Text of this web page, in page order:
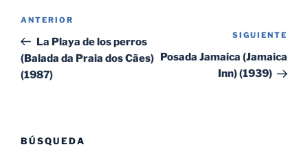
entradas
Entrada
anterior:
ANTERIOR
La Playa de los perros
(Balada da Praia dos Cães)
(1987)
SIGUIENTE
Posada Jamaica (Jamaica
Inn) (1939)
BÚSQUEDA